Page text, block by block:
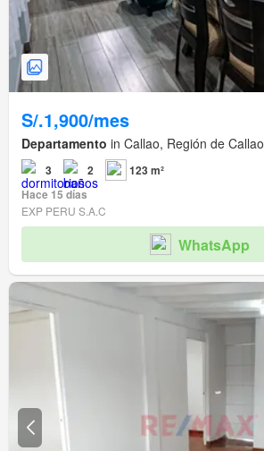
S/.1,900/mes
Departamento in Callao, Región de Callao
3 2
123 m²
Hace 15 días
EXP PERU S.A.C
WhatsApp